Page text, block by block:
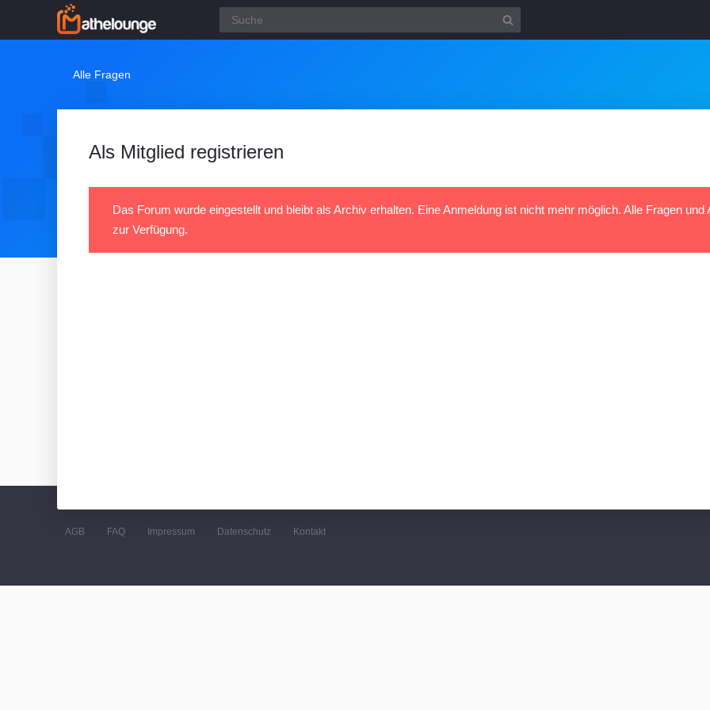
Alle Fragen
Als Mitglied registrieren
Das Forum wurde eingestellt und bleibt als Archiv erhalten. Eine Anmeldung ist nicht mehr möglich. Alle Fragen und
zur Verfügung.
AGB FAQ Impressum Datenschutz Kontakt